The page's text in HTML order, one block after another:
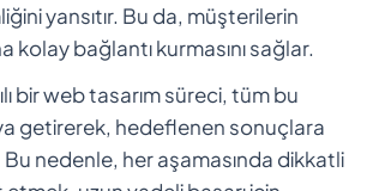
yansıtır. Bu da, müşterilerin
kolay bağlantı kurmasını sağlar.
bir web tasarım süreci, tüm bu
getirerek, hedeflenen sonuçlara
Bu nedenle, her aşamasında dikkatli